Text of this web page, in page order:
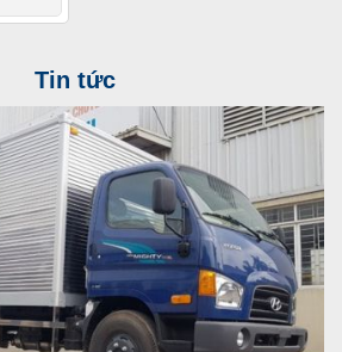
Tin tức